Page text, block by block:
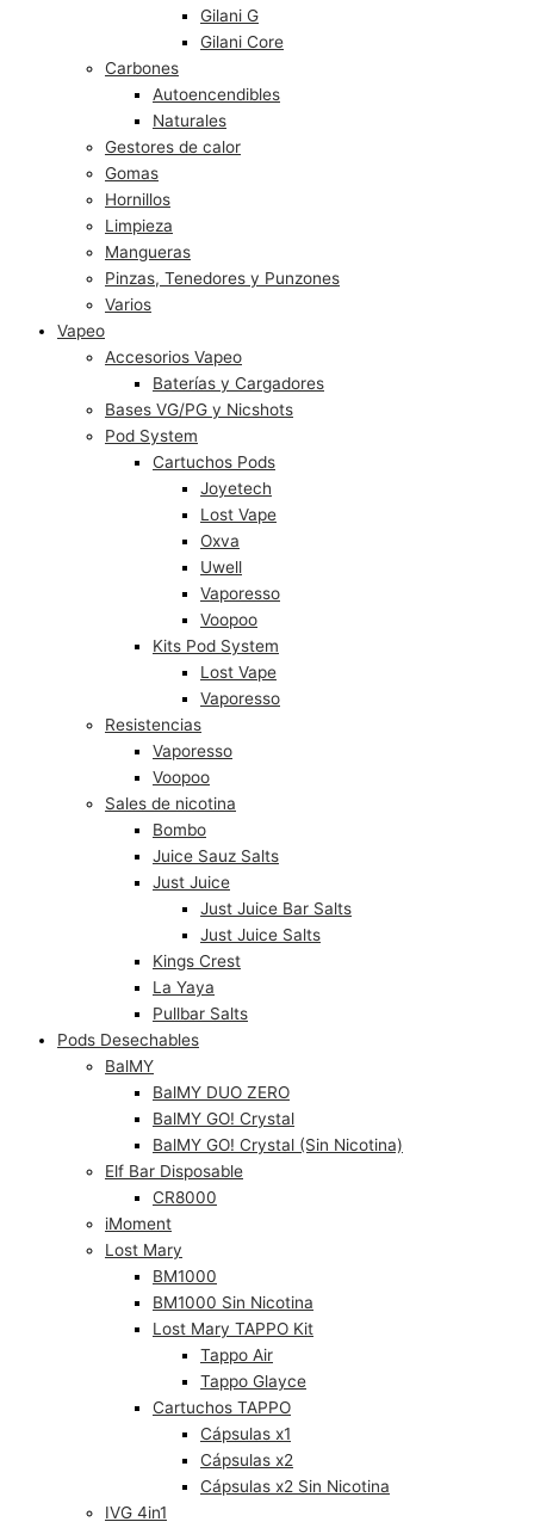
Gilani G
Gilani Core
Carbones
Autoencendibles
Naturales
Gestores de calor
Gomas
Hornillos
Limpieza
Mangueras
Pinzas, Tenedores y Punzones
Varios
Vapeo
Accesorios Vapeo
Baterías y Cargadores
Bases VG/PG y Nicshots
Pod System
Cartuchos Pods
Joyetech
Lost Vape
Oxva
Uwell
Vaporesso
Voopoo
Kits Pod System
Lost Vape
Vaporesso
Resistencias
Vaporesso
Voopoo
Sales de nicotina
Bombo
Juice Sauz Salts
Just Juice
Just Juice Bar Salts
Just Juice Salts
Kings Crest
La Yaya
Pullbar Salts
Pods Desechables
BalMY
BalMY DUO ZERO
BalMY GO! Crystal
BalMY GO! Crystal (Sin Nicotina)
Elf Bar Disposable
CR8000
iMoment
Lost Mary
BM1000
BM1000 Sin Nicotina
Lost Mary TAPPO Kit
Tappo Air
Tappo Glayce
Cartuchos TAPPO
Cápsulas x1
Cápsulas x2
Cápsulas x2 Sin Nicotina
IVG 4in1